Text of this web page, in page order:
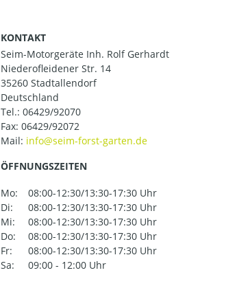
KONTAKT
Seim-Motorgeräte Inh. Rolf Gerhardt
Niederofleidener Str. 14
35260 Stadtallendorf
Deutschland
Tel.: 06429/92070
Fax: 06429/92072
Mail:
ÖFFNUNGSZEITEN
Mo:
08:00-12:30/13:30-17:30 Uhr
Di:
08:00-12:30/13:30-17:30 Uhr
Mi:
08:00-12:30/13:30-17:30 Uhr
Do:
08:00-12:30/13:30-17:30 Uhr
Fr:
08:00-12:30/13:30-17:30 Uhr
Sa:
09:00 - 12:00 Uhr